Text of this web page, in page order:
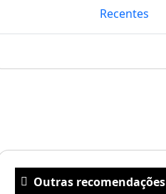
Recentes
Outras recomendações